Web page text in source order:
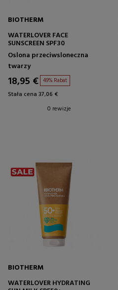
BIOTHERM
WATERLOVER FACE
SUNSCREEN SPF30
Oslona przeciwsloneczna
twarzy
18,95 € 49% Rabat
Stała cena 37,06 €
0 rewizje
BIOTHERM
WATERLOVER HYDRATING